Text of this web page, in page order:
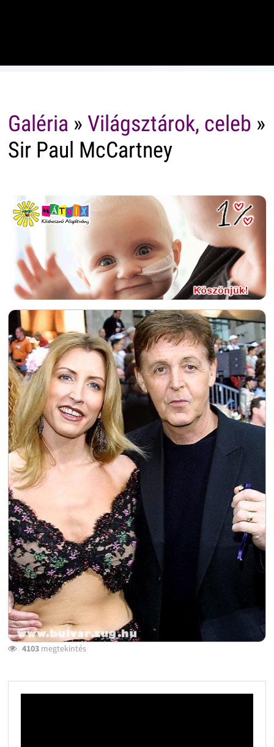
Galéria » Világsztárok, celeb »
Sir Paul McCartney
4103megtekintés